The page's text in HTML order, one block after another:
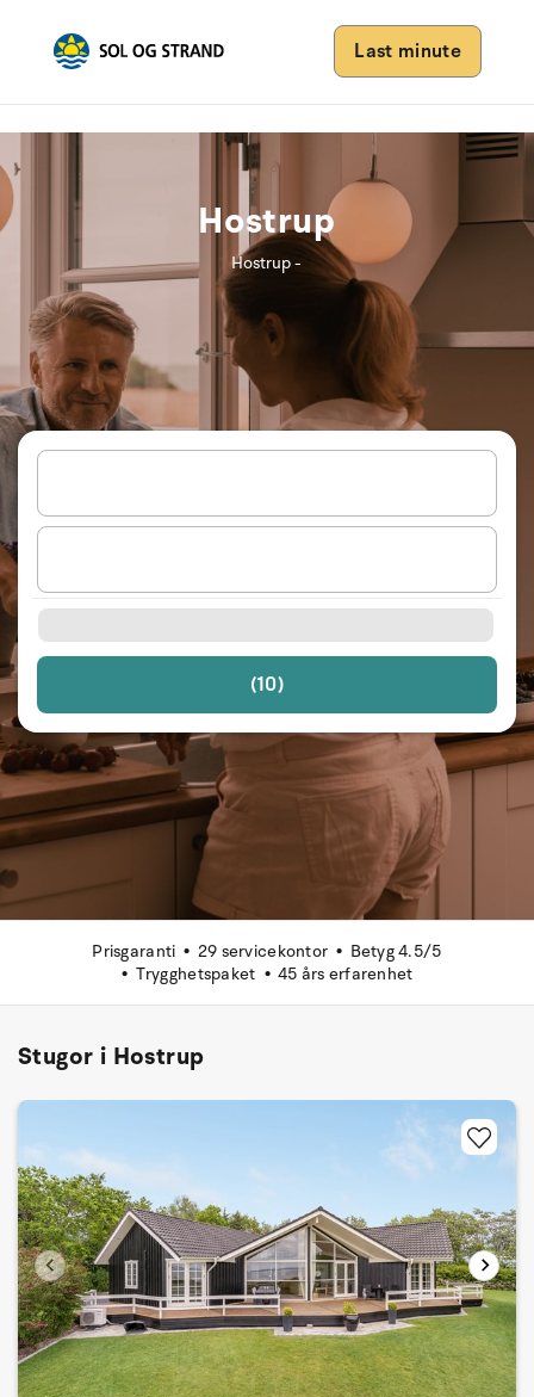
Last minute
(10)
Hostrup
Hostrup -
Prisgaranti 29 servicekontor
Betyg 4.5/5
Trygghetspaket
45 års erfarenhet
Stugor i Hostrup